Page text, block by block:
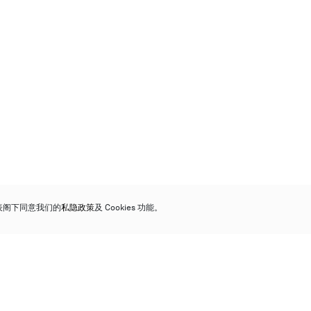
下同意我们的私隐政策及 Cookies 功能。